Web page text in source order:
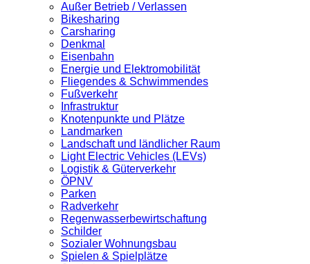
Außer Betrieb / Verlassen
Bikesharing
Carsharing
Denkmal
Eisenbahn
Energie und Elektromobilität
Fliegendes & Schwimmendes
Fußverkehr
Infrastruktur
Knotenpunkte und Plätze
Landmarken
Landschaft und ländlicher Raum
Light Electric Vehicles (LEVs)
Logistik & Güterverkehr
ÖPNV
Parken
Radverkehr
Regenwasserbewirtschaftung
Schilder
Sozialer Wohnungsbau
Spielen & Spielplätze